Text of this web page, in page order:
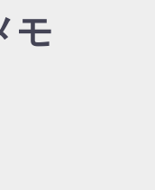
モ